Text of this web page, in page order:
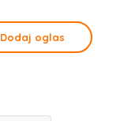
Dodaj oglas